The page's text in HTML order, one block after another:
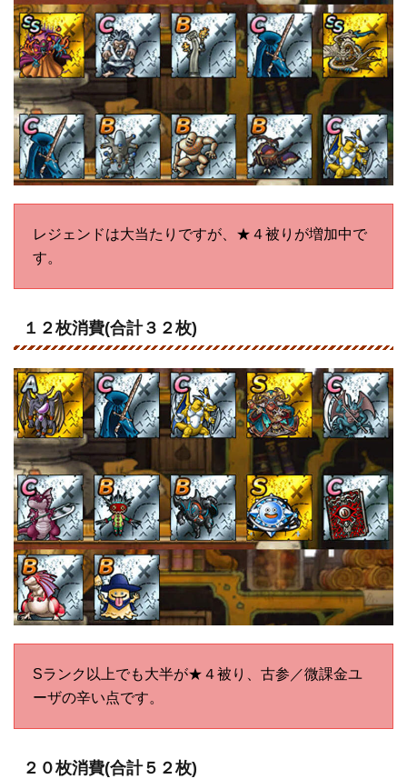
レジェンドは大当たりですが、★４被りが増加中で
す。
１２枚消費(合計３２枚)
Sランク以上でも大半が★４被り、古参／微課金ユ
ーザの辛い点です。
２０枚消費(合計５２枚)